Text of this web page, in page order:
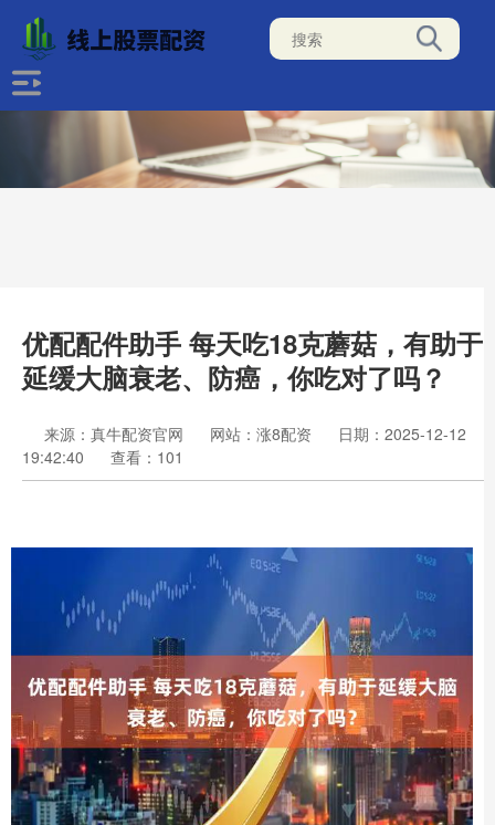
优配配件助手 每天吃18克蘑菇，有助于
延缓大脑衰老、防癌，你吃对了吗？
来源：真牛配资官网 网站：涨8配资
日期：2025-12-12
19:42:40
查看：101